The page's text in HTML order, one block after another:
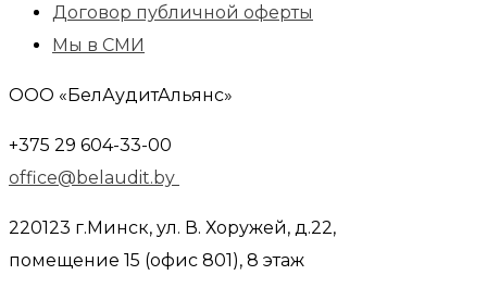
Договор публичной оферты
Мы в СМИ
ООО «БелАудитАльянс»
+375 29 604-33-00
office@belaudit.by
220123 г.Минск, ул. В. Хоружей, д.22,
помещение 15 (офис 801), 8 этаж